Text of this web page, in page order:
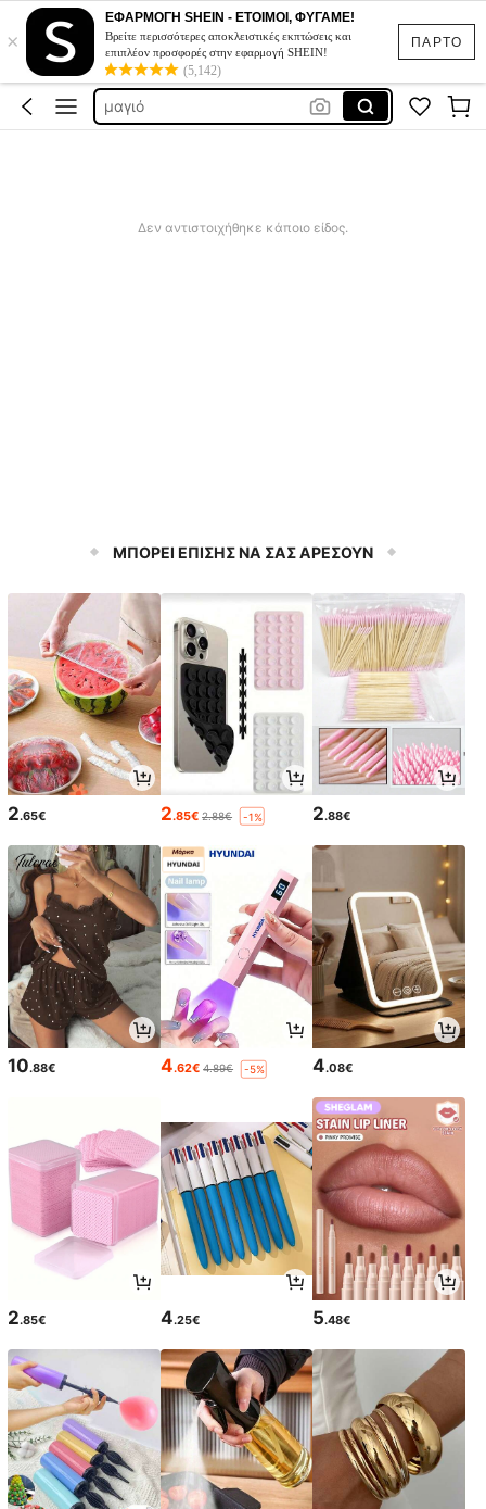
ΠΑΡΤΟ
×
ΕΦΑΡΜΟΓΗ SHEIN - ΕΤΟΙΜΟΙ, ΦΥΓΑΜΕ!
Βρείτε περισσότερες αποκλειστικές εκπτώσεις και
επιπλέον προσφορές στην εφαρμογή SHEIN!
(5,142)
sqiushy
μαγιο γυναικιο
φορεματα για γαμο
μαγιό
Δεν αντιστοιχήθηκε κάποιο είδος.
ΜΠΟΡΕΙ ΕΠΙΣΗΣ ΝΑ ΣΑΣ ΑΡΕΣΟΥΝ
2.65€ 2.85€ 2.88€ -1% 2.88€
10.88€ 4.62€ 4.89€ -5% 4.08€
2.85€ 4.25€ 5.48€